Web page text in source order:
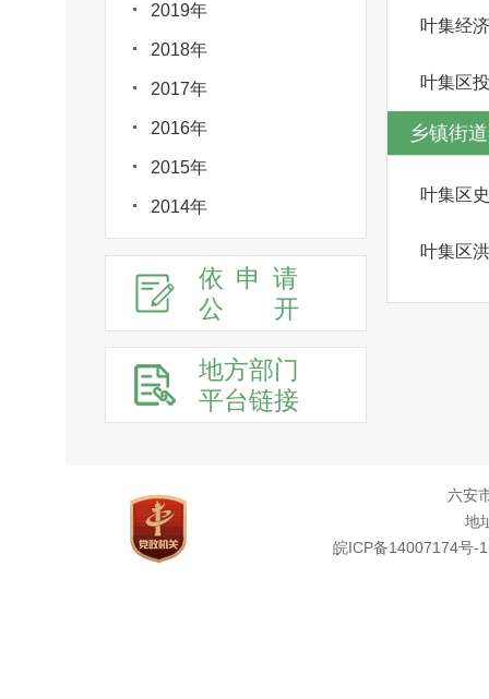
2019年
2018年
2017年
2016年
2015年
2014年
依申请
公
开
地方部门
平台链接
叶集经
叶集区
乡镇街
叶集区
叶集区
六安
地
皖ICP备14007174号-1